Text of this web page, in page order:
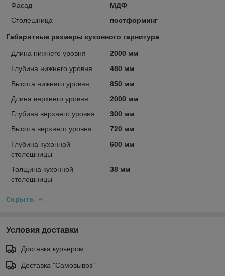
Фасад
МДФ
Столешница
постформинг
Габаритные размеры кухонного гарнитура
Длина нижнего уровня
2000 мм
Глубина нижнего уровня
480 мм
Высота нижнего уровня
850 мм
Длина верхнего уровня
2000 мм
Глубина верхнего уровня
300 мм
Высота верхнего уровня
720 мм
Глубина кухонной
столешницы
600 мм
Толщина кухонной
столешницы
38 мм
Скрыть
Условия доставки
Доставка курьером
Доставка "Самовывоз"